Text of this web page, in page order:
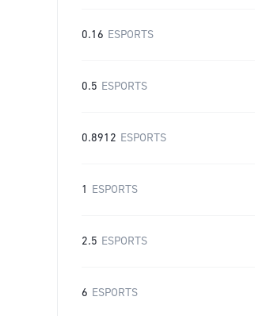
0.16 ESPORTS
0.5 ESPORTS
0.8912 ESPORTS
1 ESPORTS
2.5 ESPORTS
6 ESPORTS